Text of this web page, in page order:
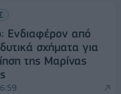
Ενδιαφέρον από
σχήματα για
της Μαρίνας